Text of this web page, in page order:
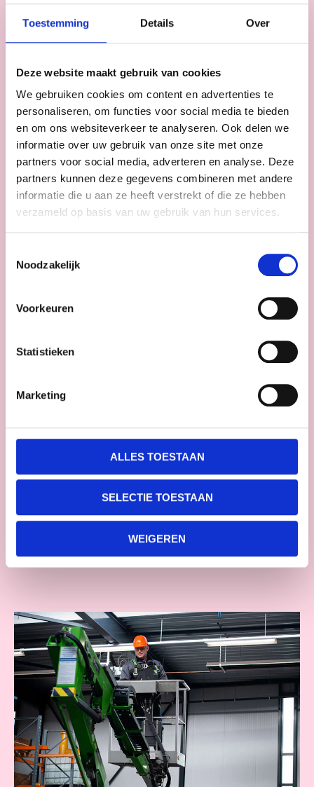
Toestemming Details Over
Deze website maakt gebruik van cookies
We gebruiken cookies om content en advertenties te
personaliseren, om functies voor social media te bieden
en om ons websiteverkeer te analyseren. Ook delen we
informatie over uw gebruik van onze site met onze
partners voor social media, adverteren en analyse. Deze
partners kunnen deze gegevens combineren met andere
informatie die u aan ze heeft verstrekt of die ze hebben
verzameld op basis van uw gebruik van hun services.
Noodzakelijk
Voorkeuren
Statistieken
Marketing
ALLES TOESTAAN
SELECTIE TOESTAAN
WEIGEREN
SELECTEER EEN DATUM EN LOCATIE
Schiedam
Kies een datum en tijdstip
excl. 21% BTW
werkgever
Een opleidingslocatie
Klantbeoordeling
9,2★★★★★(147 reviews)
INSCHRIJVEN
GROEPSAANVRAAG INDIENEN